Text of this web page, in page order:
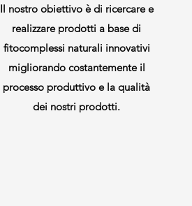
Il nostro obiettivo è di ricercare e
realizzare prodotti a base di
fitocomplessi naturali innovativi
migliorando costantemente il
processo produttivo e la qualità
dei nostri prodotti.